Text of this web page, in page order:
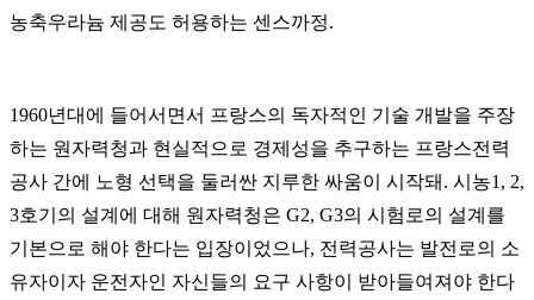
농축우라늄 제공도 허용하는 센스까정.
1960년대에 들어서면서 프랑스의 독자적인 기술 개발을 주장
하는 원자력청과 현실적으로 경제성을 추구하는 프랑스전력
공사 간에 노형 선택을 둘러싼 지루한 싸움이 시작돼. 시농1, 2,
3호기의 설계에 대해 원자력청은 G2, G3의 시험로의 설계를
기본으로 해야 한다는 입장이었으나, 전력공사는 발전로의 소
유자이자 운전자인 자신들의 요구 사항이 받아들여져야 한다